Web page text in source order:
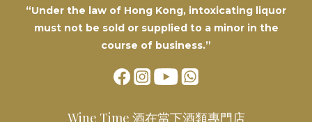
“Under the law of Hong Kong, intoxicating liquor
must not be sold or supplied to a minor in the
course of business.”
Wine Time 酒在當下酒類專門店